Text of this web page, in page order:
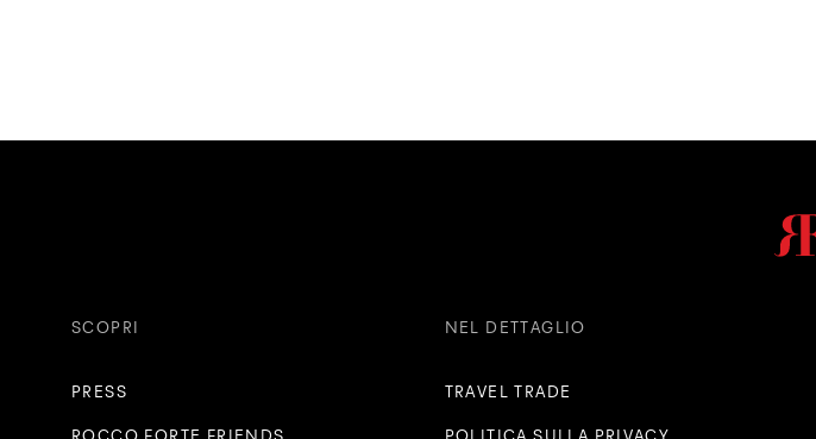
SCOPRI
PRESS
NEL DETTAGLIO
TRAVEL TRADE